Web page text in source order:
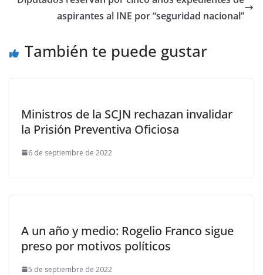
aspirantes al INE por “seguridad nacional”
También te puede gustar
Ministros de la SCJN rechazan invalidar
la Prisión Preventiva Oficiosa
6 de septiembre de 2022
A un año y medio: Rogelio Franco sigue
preso por motivos políticos
5 de septiembre de 2022